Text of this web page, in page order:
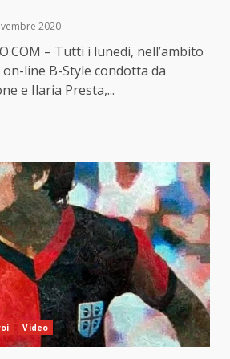
2020
– Tutti i lunedi, nell’ambito
line B-Style condotta da
e Ilaria Presta,...
Video